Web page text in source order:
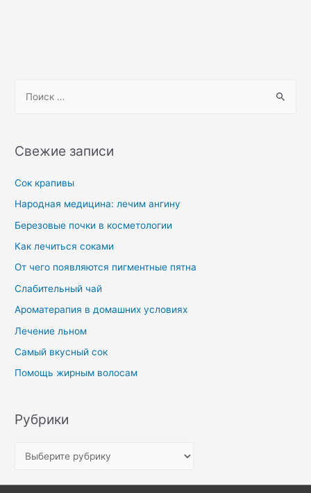
Свежие записи
Сок крапивы
Народная медицина: лечим ангину
Березовые почки в косметологии
Как лечиться соками
От чего появляются пигментные пятна
Слабительный чай
Ароматерапия в домашних условиях
Лечение льном
Самый вкусный сок
Помощь жирным волосам
Рубрики